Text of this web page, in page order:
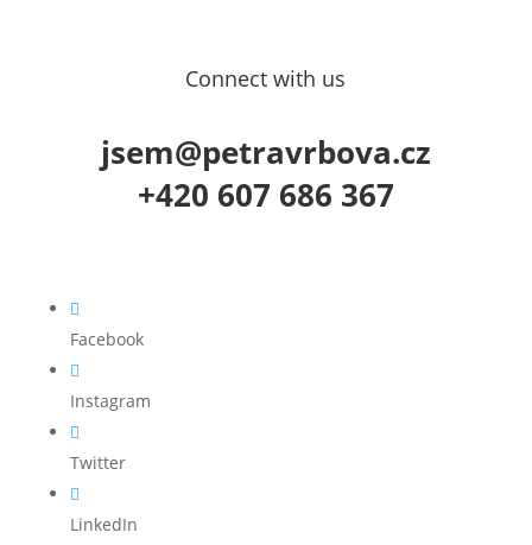
Connect with us
jsem@petravrbova.cz
+420 607 686 367

Facebook

Instagram

Twitter

LinkedIn